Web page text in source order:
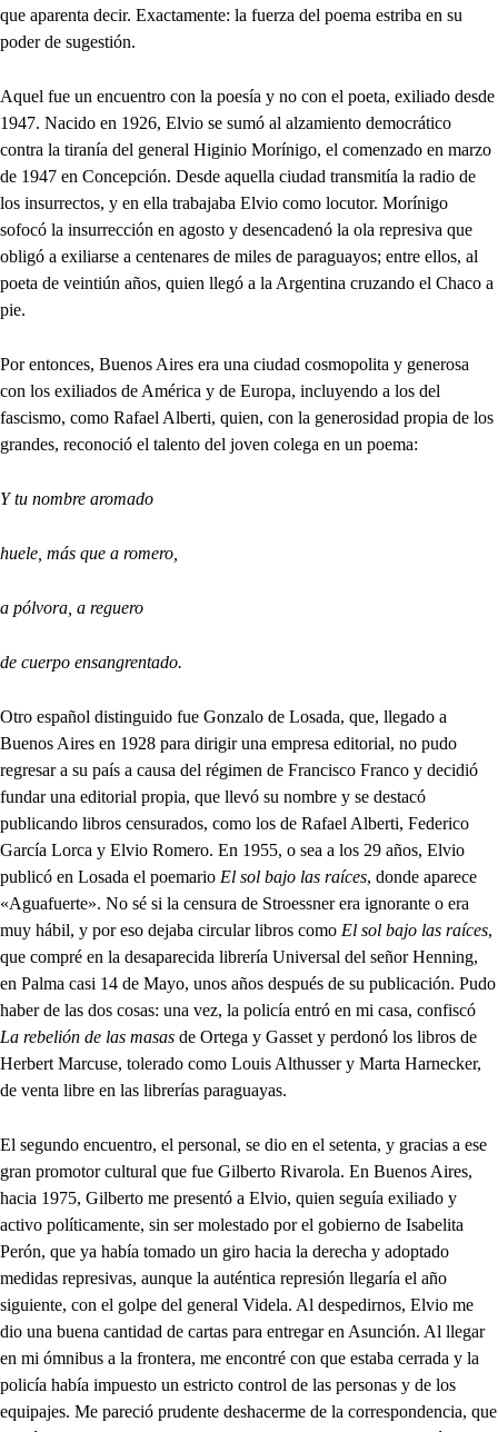
que aparenta decir. Exactamente: la fuerza del poema estriba en su
poder de sugestión.
Aquel fue un encuentro con la poesía y no con el poeta, exiliado desde
1947. Nacido en 1926, Elvio se sumó al alzamiento democrático
contra la tiranía del general Higinio Morínigo, el comenzado en marzo
de 1947 en Concepción. Desde aquella ciudad transmitía la radio de
los insurrectos, y en ella trabajaba Elvio como locutor. Morínigo
sofocó la insurrección en agosto y desencadenó la ola represiva que
obligó a exiliarse a centenares de miles de paraguayos; entre ellos, al
poeta de veintiún años, quien llegó a la Argentina cruzando el Chaco a
pie.
Por entonces, Buenos Aires era una ciudad cosmopolita y generosa
con los exiliados de América y de Europa, incluyendo a los del
fascismo, como Rafael Alberti, quien, con la generosidad propia de los
grandes, reconoció el talento del joven colega en un poema:
Y tu nombre aromado
huele, más que a romero,
a pólvora, a reguero
de cuerpo ensangrentado.
Otro español distinguido fue Gonzalo de Losada, que, llegado a
Buenos Aires en 1928 para dirigir una empresa editorial, no pudo
regresar a su país a causa del régimen de Francisco Franco y decidió
fundar una editorial propia, que llevó su nombre y se destacó
publicando libros censurados, como los de Rafael Alberti, Federico
García Lorca y Elvio Romero. En 1955, o sea a los 29 años, Elvio
publicó en Losada el poemario El sol bajo las raíces, donde aparece
«Aguafuerte». No sé si la censura de Stroessner era ignorante o era
muy hábil, y por eso dejaba circular libros como El sol bajo las raíces,
que compré en la desaparecida librería Universal del señor Henning,
en Palma casi 14 de Mayo, unos años después de su publicación. Pudo
haber de las dos cosas: una vez, la policía entró en mi casa, confiscó
La rebelión de las masas de Ortega y Gasset y perdonó los libros de
Herbert Marcuse, tolerado como Louis Althusser y Marta Harnecker,
de venta libre en las librerías paraguayas.
El segundo encuentro, el personal, se dio en el setenta, y gracias a ese
gran promotor cultural que fue Gilberto Rivarola. En Buenos Aires,
hacia 1975, Gilberto me presentó a Elvio, quien seguía exiliado y
activo políticamente, sin ser molestado por el gobierno de Isabelita
Perón, que ya había tomado un giro hacia la derecha y adoptado
medidas represivas, aunque la auténtica represión llegaría el año
siguiente, con el golpe del general Videla. Al despedirnos, Elvio me
dio una buena cantidad de cartas para entregar en Asunción. Al llegar
en mi ómnibus a la frontera, me encontré con que estaba cerrada y la
policía había impuesto un estricto control de las personas y de los
equipajes. Me pareció prudente deshacerme de la correspondencia, que